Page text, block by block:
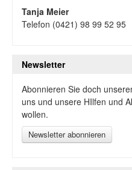
Tanja Meier
Telefon (0421) 98 99 52 95
Newsletter
Abonnieren Sie doch
uns und unsere HIlfen und
wollen.
Newsletter abonnieren